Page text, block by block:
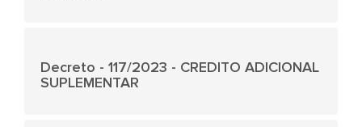
Decreto - 117/2023 - CREDITO ADICIONAL
SUPLEMENTAR